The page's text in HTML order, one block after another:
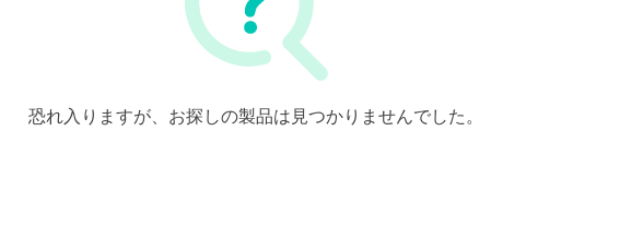
恐れ入りますが、お探しの製品は見つかりませんでした。